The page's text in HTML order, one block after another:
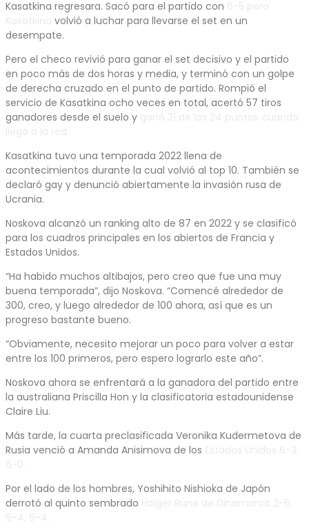
Kasatkina regresara. Sacó para el partido con
volvió a luchar para llevarse el set en un
desempate.
Pero el checo revivió para ganar el set decisivo y el partido
en poco más de dos horas y media, y terminó con un golpe
de derecha cruzado en el punto de partido. Rompió el
servicio de Kasatkina ocho veces en total, acertó 57 tiros
ganadores desde el suelo y
Kasatkina tuvo una temporada 2022 llena de
acontecimientos durante la cual volvió al top 10. También se
declaró gay y denunció abiertamente la invasión rusa de
Ucrania.
Noskova alcanzó un ranking alto de 87 en 2022 y se clasificó
para los cuadros principales en los abiertos de Francia y
Estados Unidos.
“Ha habido muchos altibajos, pero creo que fue una muy
buena temporada”, dijo Noskova. “Comencé alrededor de
300, creo, y luego alrededor de 100 ahora, así que es un
progreso bastante bueno.
“Obviamente, necesito mejorar un poco para volver a estar
entre los 100 primeros, pero espero lograrlo este año”.
Noskova ahora se enfrentará a la ganadora del partido entre
la australiana Priscilla Hon y la clasificatoria estadounidense
Claire Liu.
Más tarde, la cuarta preclasificada Veronika Kudermetova de
Rusia venció a Amanda Anisimova de los
Por el lado de los hombres, Yoshihito Nishioka de Japón
derrotó al quinto sembrado